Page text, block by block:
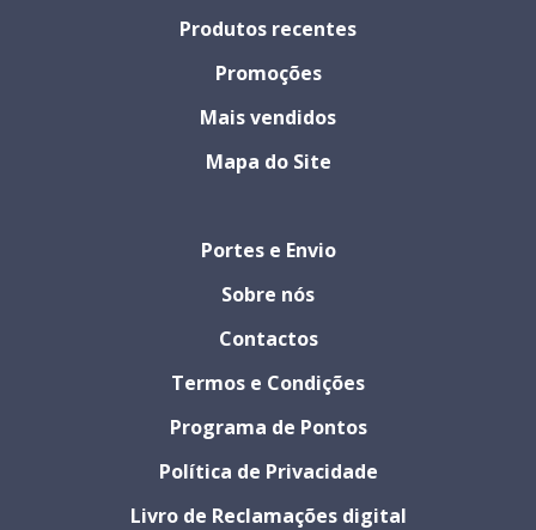
Portes e Envio
Sobre nós
Contactos
Termos e Condições
Programa de Pontos
Política de Privacidade
Livro de Reclamações digital
Produtos recentes
Promoções
Mais vendidos
Mapa do Site